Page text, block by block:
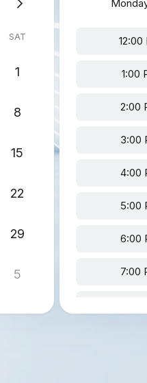
SAT
1
8
15
22
29
5
12:00
1:00
2:00
3:00
4:00
5:00
6:00
7:00